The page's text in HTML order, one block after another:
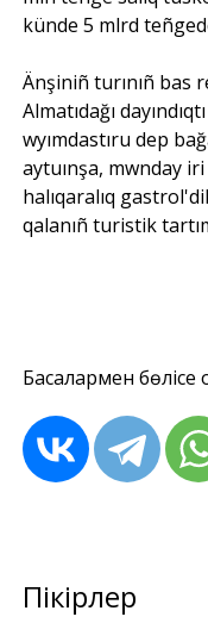
künde 5 mlrd
Änşiniñ turınıñ bas
Almatıdağı
wyımdastıru dep
aytuınşa, mwnday
halıqaralıq
qalanıñ turistik
Басқалармен
Пікірлер